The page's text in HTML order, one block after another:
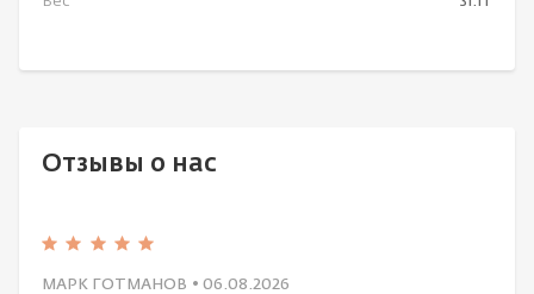
Отзывы о нас
МАРК ГОТМАНОВ • 06.08.2026